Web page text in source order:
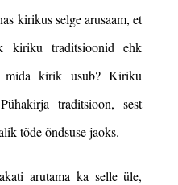
kirikus selge arusaam, et
kiriku traditsioonid ehk
mida kirik usub? Kiriku
traditsioon, sest
tõde õndsuse jaoks.
arutama ka selle üle,